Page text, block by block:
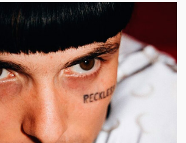
l'évènement : Aime Simone